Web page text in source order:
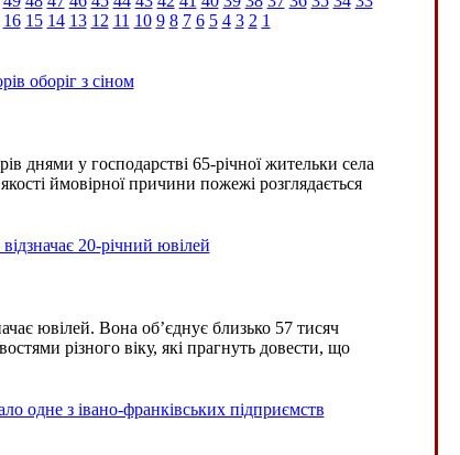
16 15 14 13 12 11 10 9 8 7 6 5 4 3 2 1
оборіг з сіном
днями у господарстві 65-річної жительки села
ймовірної причини пожежі розглядається
відзначає 20-річний ювілей
ювілей. Вона об’єднує близько 57 тисяч
різного віку, які прагнуть довести, що
одне з івано-франківських підприємств